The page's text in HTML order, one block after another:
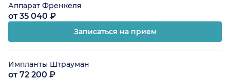
Аппарат Френкеля
от 35 040 ₽
Записаться на прием
Импланты Штрауман
от 72 200 ₽